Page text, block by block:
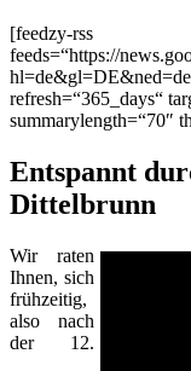
[feedzy-rss
feeds=“https://
refresh=“365_days“
summarylength=“70″
Entspannt
Dittelbrunn
Wir raten
Ihnen, sich
frühzeitig,
also nach
der 12.